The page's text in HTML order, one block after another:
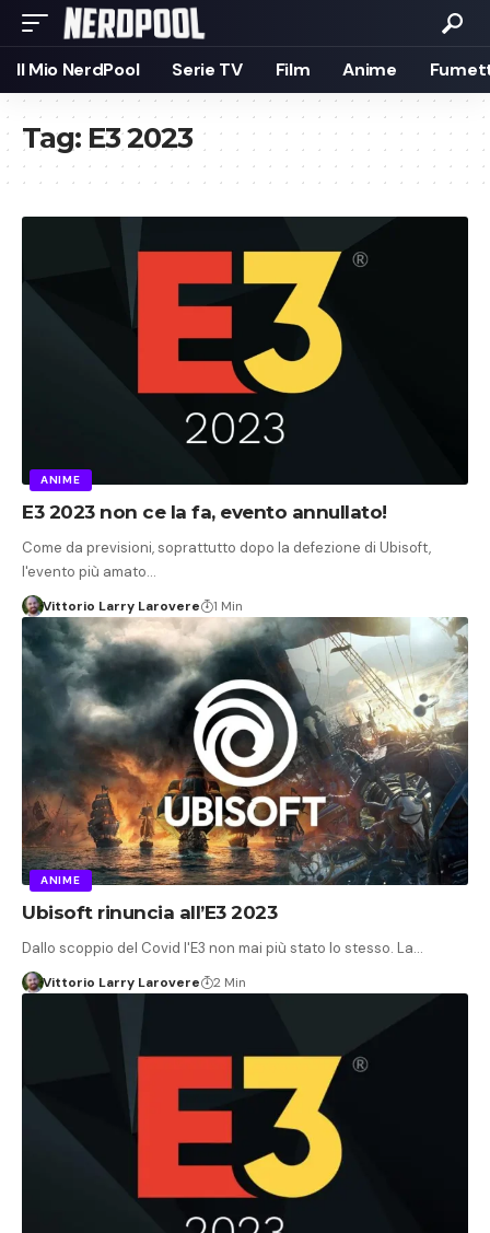
Il Mio NerdPool Serie TV Film Anime
Tag: E3 2023
ANIME
E3 2023 non ce la fa, evento annullato!
Come da previsioni, soprattutto dopo la defezione di Ubisoft,
l'evento più amato…
Vittorio Larry Larovere 1 Min
ANIME
Ubisoft rinuncia all’E3 2023
Dallo scoppio del Covid l'E3 non mai più stato lo stesso. La…
Vittorio Larry Larovere 2 Min